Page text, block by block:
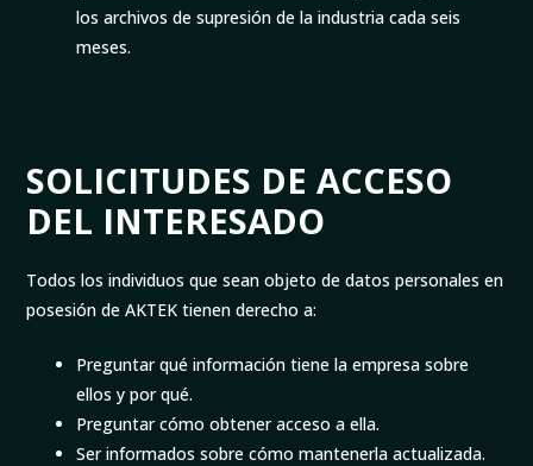
los archivos de supresión de la industria cada seis
meses.
SOLICITUDES DE ACCESO
DEL INTERESADO
Todos los individuos que sean objeto de datos personales en
posesión de AKTEK tienen derecho a:
Preguntar qué información tiene la empresa sobre
ellos y por qué.
Preguntar cómo obtener acceso a ella.
Ser informados sobre cómo mantenerla actualizada.